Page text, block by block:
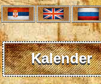
Kalender